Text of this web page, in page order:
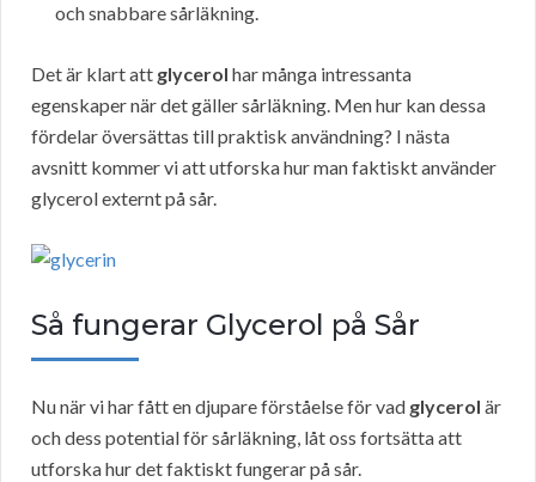
och snabbare sårläkning.
Det är klart att glycerol har många intressanta
egenskaper när det gäller sårläkning. Men hur kan dessa
fördelar översättas till praktisk användning? I nästa
avsnitt kommer vi att utforska hur man faktiskt använder
glycerol externt på sår.
Så fungerar Glycerol på Sår
Nu när vi har fått en djupare förståelse för vad glycerol är
och dess potential för sårläkning, låt oss fortsätta att
utforska hur det faktiskt fungerar på sår.